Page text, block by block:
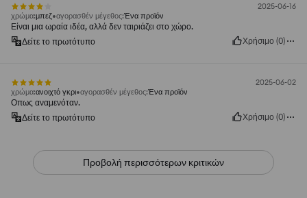
2025-06-16
χρώμα:μπεζ αγορασθέν μέγεθος:Ένα προϊόν
Είναι μια ωραία ιδέα, αλλά δεν ταιριάζει στο χώρο.
Δείτε το πρωτότυπο
Χρήσιμο (0)
2025-06-02
χρώμα:ανοιχτό γκρι αγορασθέν μέγεθος:Ένα προϊόν
Οπως αναμενόταν.
Δείτε το πρωτότυπο
Χρήσιμο (0)
Προβολή περισσότερων κριτικών